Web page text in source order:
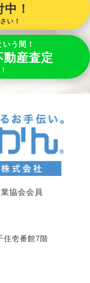
！
い！
う間！
産査定
協会会員
住壱番館7階